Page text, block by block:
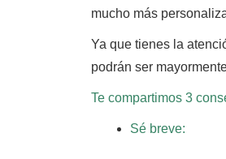
mucho más
Ya que tienes la
podrán ser
Te compartimos 3
Sé breve: